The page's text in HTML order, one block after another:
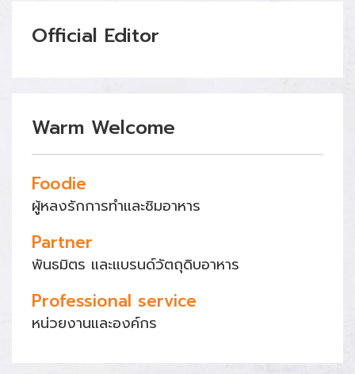
Official Editor
Warm Welcome
Foodie
ผู้หลงรักการทำและชิมอาหาร
Partner
พันธมิตร และแบรนด์วัตถุดิบอาหาร
Professional service
หน่วยงานและองค์กร